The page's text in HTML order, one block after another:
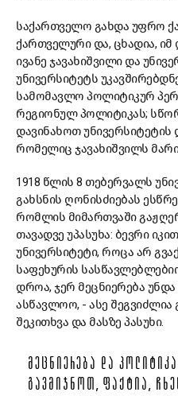
საქართველო გახდა უფრო
ქართველური და, ცხადია,
ივანე ჯავახიშვილი და
უნივერსიტეტს
სამომავლო პოლიტიკურ
რეგიონულ პოლიტიკას;
დავინახოთ უნივერსიტეტის
რომელიც ჯავახიშვილს
1918 წლის 8 თებერვალს
გახსნის ღონისძიებას
რომლის მიმართვაში
თავადვე უპასუხა: ბევრი
უნივერსიტეტი, როცა არ
საფეხურის
დროა, ჯერ მეცნიერება
ასწავლოო, - ასე შეგვიძლია
შეკითხვა და მასზე პასუხი.
ᲛᲔᲪᲜᲘᲔᲠᲔᲑᲐ ᲓᲐ
ᲒᲐᲕᲛᲘᲯᲜᲝᲗ, ᲤᲐᲥᲢᲘᲐ,